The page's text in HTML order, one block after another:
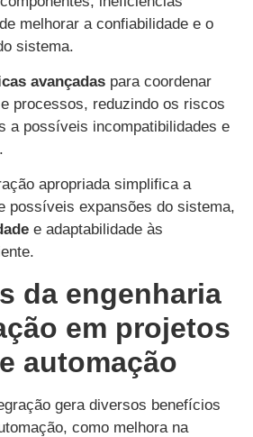
melhorar a confiabilidade e o
sistema.
avançadas para coordenar
processos, reduzindo os riscos
a possíveis incompatibilidades e
apropriada simplifica a
possíveis expansões do sistema,
e adaptabilidade às
da engenharia
em projetos
automação
gera diversos benefícios
como melhora na